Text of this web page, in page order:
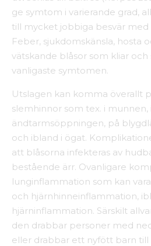
ge symtom i varierande grad,
till mycket jobbiga besvär
Feber, sjukdomskänsla, hosta
vätskande blåsor som kliar och
vanligaste symtomen.
Utslagen kan komma överallt
slemhinnor som tex. i munnen,
ändtarmsöppningen, på
och ibland i ögat.
att blåsorna infekteras av
bestående ärr. Ovanligare
lunginflammation som kan
och hjärnhinneinflammation,
hjärninflammation. Särskilt
den drabbar personer med
eller drabbar ett nyfött barn till